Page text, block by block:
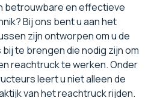
betrouwbare en effectieve
Bij ons bent u aan het
zijn ontworpen om u de
te brengen die nodig zijn om
reachtruck te werken. Onder
leert u niet alleen de
van het reachtruck rijden.